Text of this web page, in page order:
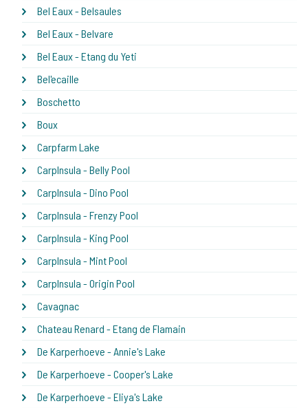
Bel Eaux - Belsaules
Bel Eaux - Belvare
Bel Eaux - Etang du Yeti
Bel'ecaille
Boschetto
Boux
Carpfarm Lake
CarpInsula - Belly Pool
CarpInsula - Dino Pool
CarpInsula - Frenzy Pool
CarpInsula - King Pool
CarpInsula - Mint Pool
CarpInsula - Origin Pool
Cavagnac
Chateau Renard - Etang de Flamain
De Karperhoeve - Annie's Lake
De Karperhoeve - Cooper's Lake
De Karperhoeve - Eliya's Lake